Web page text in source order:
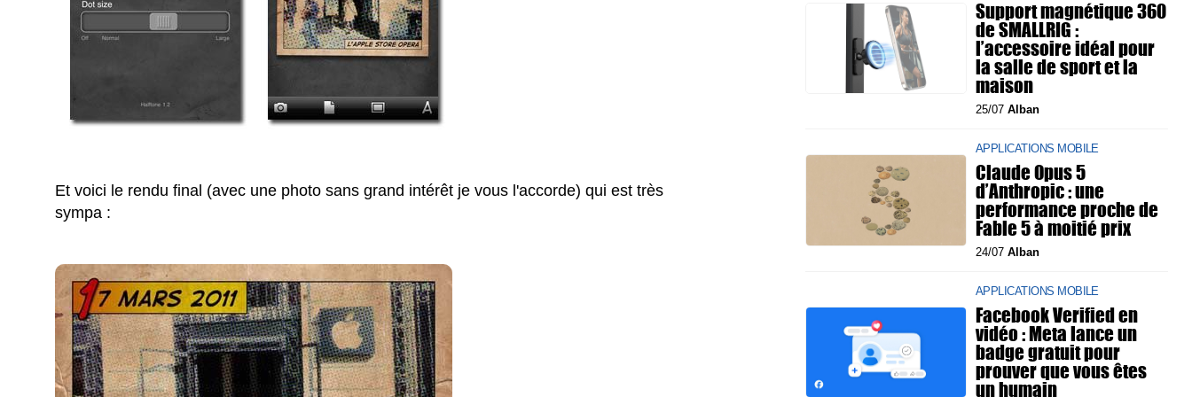
Et voici le rendu final (avec une photo sans grand intérêt je vous l'accorde) qui est très
sympa :
Support magnétique 360
de SMALLRIG :
l’accessoire idéal pour
la salle de sport et la
maison
25/07 Alban
APPLICATIONS MOBILE
Claude Opus 5
d’Anthropic : une
performance proche de
Fable 5 à moitié prix
24/07 Alban
APPLICATIONS MOBILE
Facebook Verified en
vidéo : Meta lance un
badge gratuit pour
prouver que vous êtes
un humain